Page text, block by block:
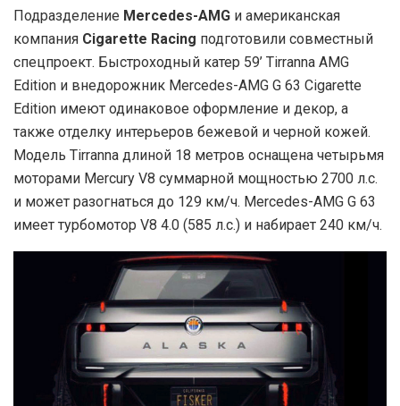
Подразделение Mercedes-AMG и американская
компания Cigarette Racing подготовили совместный
спецпроект. Быстроходный катер 59’ Tirranna AMG
Edition и внедорожник Mercedes-AMG G 63 Cigarette
Edition имеют одинаковое оформление и декор, а
также отделку интерьеров бежевой и черной кожей.
Модель Tirranna длиной 18 метров оснащена четырьмя
моторами Mercury V8 суммарной мощностью 2700 л.с.
и может разогнаться до 129 км/ч. Mercedes-AMG G 63
имеет турбомотор V8 4.0 (585 л.с.) и набирает 240 км/ч.